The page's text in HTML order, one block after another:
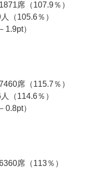
席（107.9％）
（105.6％）
1.9pt）
席（115.7％）
（114.6％）
0.8pt）
席（113％）